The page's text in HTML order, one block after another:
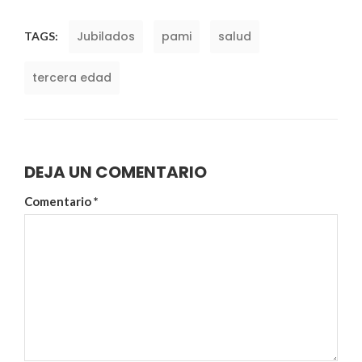
TAGS: Jubilados pami salud
tercera edad
DEJA UN COMENTARIO
Comentario*